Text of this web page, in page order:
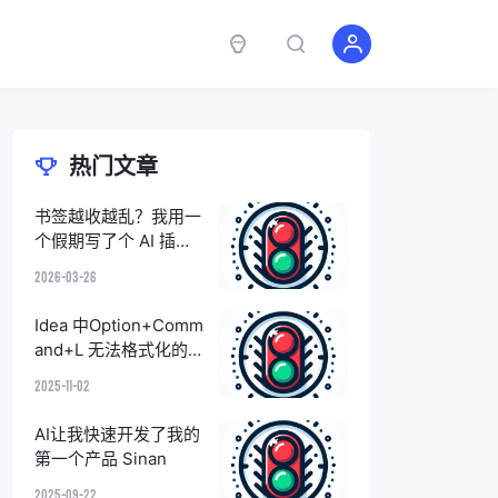
热门文章
书签越收越乱？我用一
个假期写了个 AI 插件
2026-03-26
Idea 中Option+Comm
and+L 无法格式化的
2025-11-02
AI让我快速开发了我的
第一个产品 Sinan